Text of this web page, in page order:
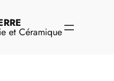
et Céramique